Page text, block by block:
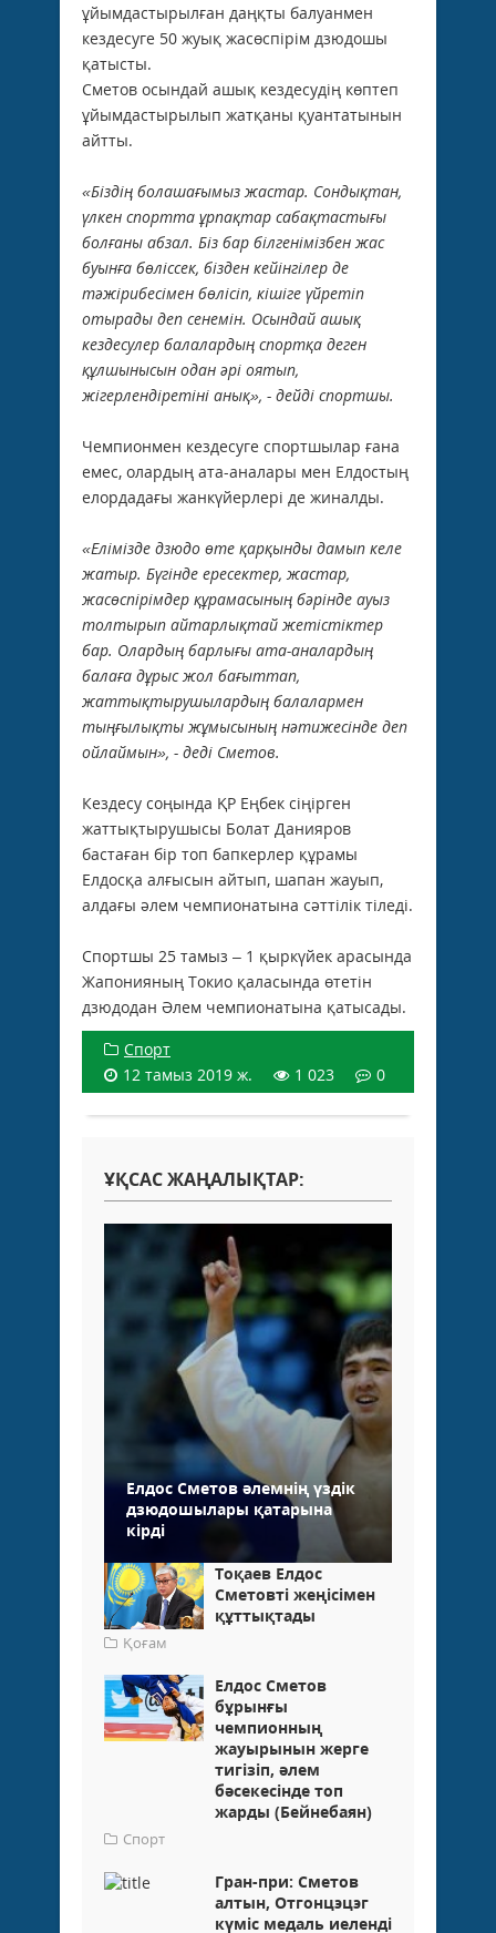
ұйымдастырылған даңқты балуанмен
кездесуге 50 жуық жасөспірім дзюдошы
қатысты.
Сметов осындай ашық кездесудің көптеп
ұйымдастырылып жатқаны қуантатынын
айтты.
«Біздің болашағымыз жастар. Сондықтан,
үлкен спортта ұрпақтар сабақтастығы
болғаны абзал. Біз бар білгенімізбен жас
буынға бөліссек, бізден кейінгілер де
тәжірибесімен бөлісіп, кішіге үйретіп
отырады деп сенемін. Осындай ашық
кездесулер балалардың спортқа деген
құлшынысын одан әрі оятып,
жігерлендіретіні анық», - дейді спортшы.
Чемпионмен кездесуге спортшылар ғана
емес, олардың ата-аналары мен Елдостың
елордадағы жанкүйерлері де жиналды.
«Елімізде дзюдо өте қарқынды дамып келе
жатыр. Бүгінде ересектер, жастар,
жасөспірімдер құрамасының бәрінде ауыз
толтырып айтарлықтай жетістіктер
бар. Олардың барлығы ата-аналардың
балаға дұрыс жол бағыттап,
жаттықтырушылардың балалармен
тыңғылықты жұмысының нәтижесінде деп
ойлаймын», - деді Сметов.
Кездесу соңында ҚР Еңбек сіңірген
жаттықтырушысы Болат Данияров
бастаған бір топ бапкерлер құрамы
Елдосқа алғысын айтып, шапан жауып,
алдағы әлем чемпионатына сәттілік тіледі.
Спортшы 25 тамыз – 1 қыркүйек арасында
Жапонияның Токио қаласында өтетін
дзюдодан Әлем чемпионатына қатысады.
Спорт
12 тамыз 2019 ж.
1 023 0
ҰҚСАС ЖАҢАЛЫҚТАР:
Елдос Сметов әлемнің үздік
дзюдошылары қатарына
кірді
Тоқаев Елдос
Сметовті жеңісімен
құттықтады
Қоғам
Елдос Сметов
бұрынғы
чемпионның
жауырынын жерге
тигізіп, әлем
бәсекесінде топ
жарды (Бейнебаян)
Спорт
Гран-при: Сметов
алтын, Отгонцэцэг
күміс медаль иеленді